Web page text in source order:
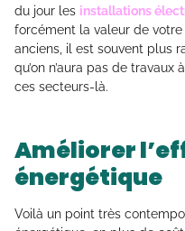
du jour les installations
forcément la valeur de
anciens, il est souvent plus
qu’on n’aura pas de
ces secteurs-là.
Améliorer
énergétique
Voilà un point très